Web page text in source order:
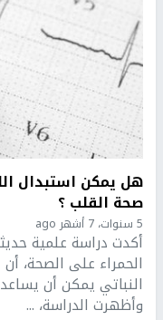
هل يمكن استبدال
صحة القلب ؟
5 سنوات، 7 أشهر ago
أكدت دراسة علمية
الحمراء على الصحة، أن
النباتي يمكن أن
وأظهرت الدراسة، ...